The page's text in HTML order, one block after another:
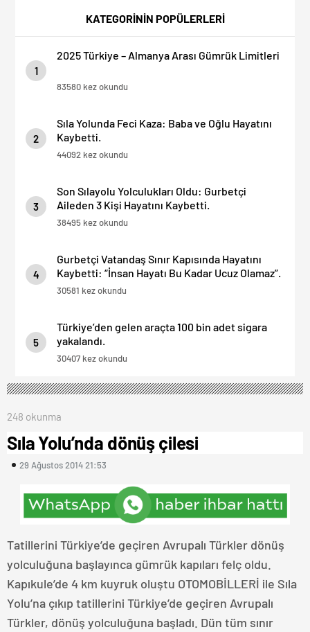
KATEGORİNİN POPÜLERLERİ
1
2025 Türkiye – Almanya Arası Gümrük Limitleri
83580 kez okundu
2
Sıla Yolunda Feci Kaza: Baba ve Oğlu Hayatını
Kaybetti.
44092 kez okundu
3
Son Sılayolu Yolculukları Oldu: Gurbetçi
Aileden 3 Kişi Hayatını Kaybetti.
38495 kez okundu
4
Gurbetçi Vatandaş Sınır Kapısında Hayatını
Kaybetti: “İnsan Hayatı Bu Kadar Ucuz Olamaz”.
30581 kez okundu
5
Türkiye’den gelen araçta 100 bin adet sigara
yakalandı.
30407 kez okundu
248 okunma
Sıla Yolu’nda dönüş çilesi
29 Ağustos 2014 21:53
Tatillerini Türkiye’de geçiren Avrupalı Türkler dönüş
yolculuğuna başlayınca gümrük kapıları felç oldu.
Kapıkule’de 4 km kuyruk oluştu OTOMOBİLLERİ ile Sıla
Yolu’na çıkıp tatillerini Türkiye’de geçiren Avrupalı
Türkler, dönüş yolculuğuna başladı. Dün tüm sınır